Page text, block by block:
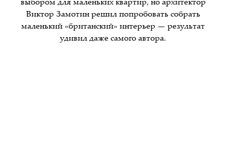
выбором для маленьких квартир, но архитектор
Виктор Замотин решил попробовать собрать
маленький «британский» интерьер — результат
удивил даже самого автора.